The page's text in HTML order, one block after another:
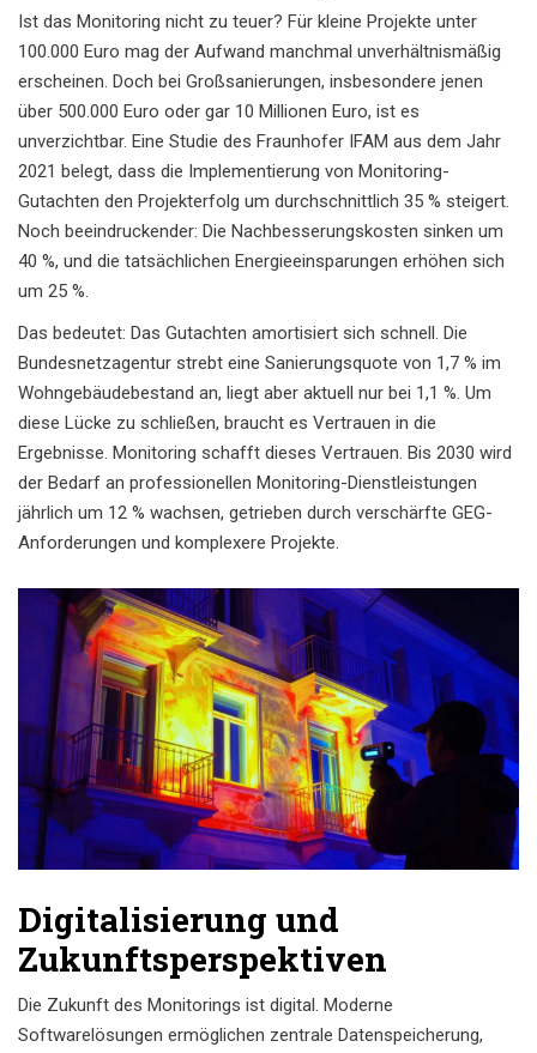
Ist das Monitoring nicht zu teuer? Für kleine Projekte unter
100.000 Euro mag der Aufwand manchmal unverhältnismäßig
erscheinen. Doch bei Großsanierungen, insbesondere jenen
über 500.000 Euro oder gar 10 Millionen Euro, ist es
unverzichtbar. Eine Studie des Fraunhofer IFAM aus dem Jahr
2021 belegt, dass die Implementierung von Monitoring-
Gutachten den Projekterfolg um durchschnittlich 35 % steigert.
Noch beeindruckender: Die Nachbesserungskosten sinken um
40 %, und die tatsächlichen Energieeinsparungen erhöhen sich
um 25 %.
Das bedeutet: Das Gutachten amortisiert sich schnell. Die
Bundesnetzagentur strebt eine Sanierungsquote von 1,7 % im
Wohngebäudebestand an, liegt aber aktuell nur bei 1,1 %. Um
diese Lücke zu schließen, braucht es Vertrauen in die
Ergebnisse. Monitoring schafft dieses Vertrauen. Bis 2030 wird
der Bedarf an professionellen Monitoring-Dienstleistungen
jährlich um 12 % wachsen, getrieben durch verschärfte GEG-
Anforderungen und komplexere Projekte.
Digitalisierung und
Zukunftsperspektiven
Die Zukunft des Monitorings ist digital. Moderne
Softwarelösungen ermöglichen zentrale Datenspeicherung,